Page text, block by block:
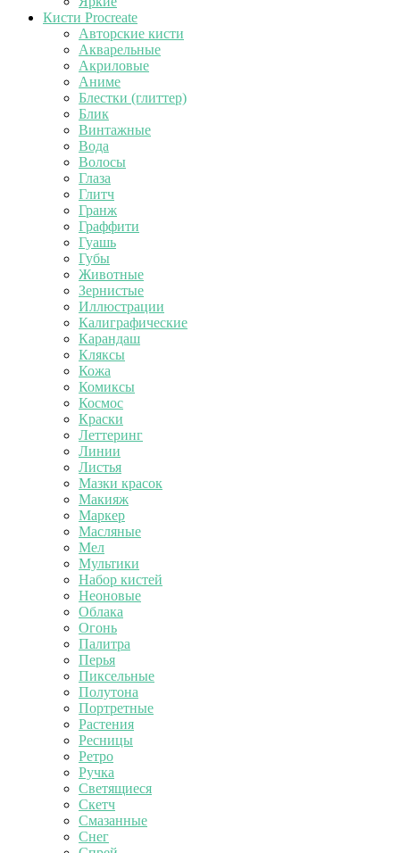
Кисти Procreate
Авторские кисти
Акварельные
Акриловые
Аниме
Блестки (глиттер)
Блик
Винтажные
Вода
Волосы
Глаза
Глитч
Гранж
Граффити
Гуашь
Губы
Животные
Зернистые
Иллюстрации
Калиграфические
Карандаш
Кляксы
Кожа
Комиксы
Космос
Краски
Леттеринг
Линии
Листья
Мазки красок
Макияж
Маркер
Масляные
Мел
Мультики
Набор кистей
Неоновые
Облака
Огонь
Палитра
Перья
Пиксельные
Полутона
Портретные
Растения
Ресницы
Ретро
Ручка
Светящиеся
Скетч
Смазанные
Снег